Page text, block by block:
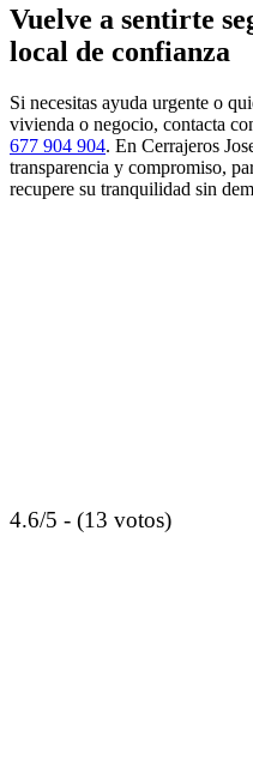
Vuelve a sentirte
local de confianza
Si necesitas ayuda urgente o
vivienda o negocio, contacta
677 904 904. En Cerrajeros
transparencia y compromiso,
recupere su tranquilidad sin
4.6/5 - (13 votos)